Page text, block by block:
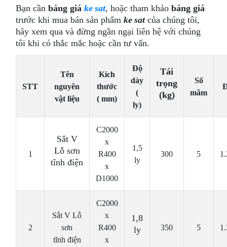
Bạn cầnbảng giáke sat, hoặc tham khảobảng giá
trước khi mua bán sản phẩmke satcủa chúng tôi,
hãy xem qua và đừng ngần ngại liên hệ với chúng
tôi khi có thắc mắc hoặc cần tư vấn.
STT
Tên
nguyên
vật liệu
Kích
thước
( mm)
Độ
dày
(
ly)
Tải
trọng
(kg)
Số
mâm
1
Sắt V
Lỗ sơn
tĩnh điện
C2000
x
R400
x
D1000
1,5
ly
300 5
2
Sắt V Lỗ
sơn
tĩnh điện
C2000
x
R400
x
1,8
ly
350 5